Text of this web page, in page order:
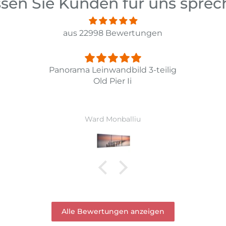
aus 22998 Bewertungen
Fint
Jens Sevelsted
Alle Bewertungen anzeigen